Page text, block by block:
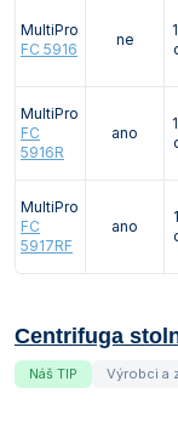
MultiPro
FC 5916
ne
MultiPro
FC
5916R
ano
MultiPro
FC
5917RF
ano
Centrifuga
Náš TIP Výrobci a